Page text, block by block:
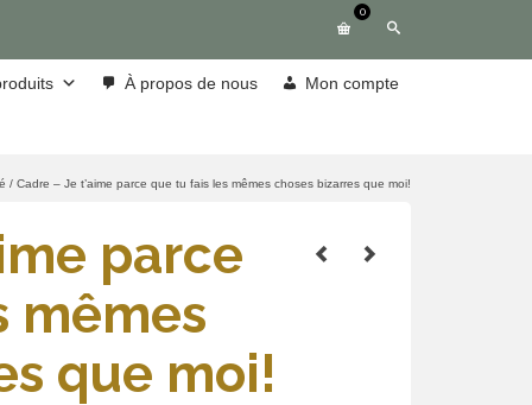
0
À propos de nous Mon compte
/ Cadre – Je t’aime parce que tu fais les mêmes choses bizarres que moi!
parce
mêmes
que moi!